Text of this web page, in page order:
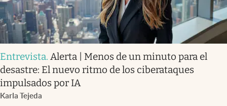
Entrevista. Alerta | Menos de un minuto para el
desastre: El nuevo ritmo de los ciberataques
impulsados por IA
Karla Tejeda